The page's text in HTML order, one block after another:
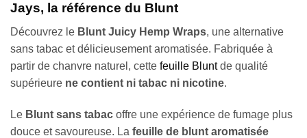
Jays, la référence du Blunt
Découvrez le Blunt Juicy Hemp Wraps, une alternative
sans tabac et délicieusement aromatisée. Fabriquée à
partir de chanvre naturel, cette feuille Bluntde qualité
supérieure ne contient ni tabac ni nicotine.
Le Blunt sans tabac offre une expérience de fumage plus
douce et savoureuse. La feuille de blunt aromatisée